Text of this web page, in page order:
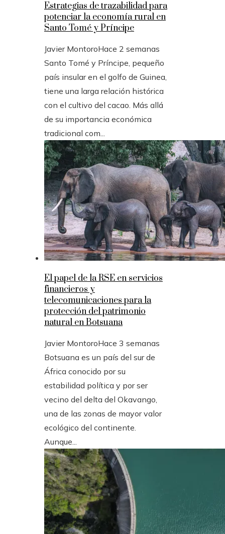
Estrategias de trazabilidad para
potenciar la economía rural en
Santo Tomé y Príncipe
Javier MontoroHace 2 semanas
Santo Tomé y Príncipe, pequeño
país insular en el golfo de Guinea,
tiene una larga relación histórica
con el cultivo del cacao. Más allá
de su importancia económica
tradicional com...
El papel de la RSE en servicios
financieros y
telecomunicaciones para la
protección del patrimonio
natural en Botsuana
Javier MontoroHace 3 semanas
Botsuana es un país del sur de
África conocido por su
estabilidad política y por ser
vecino del delta del Okavango,
una de las zonas de mayor valor
ecológico del continente.
Aunque...